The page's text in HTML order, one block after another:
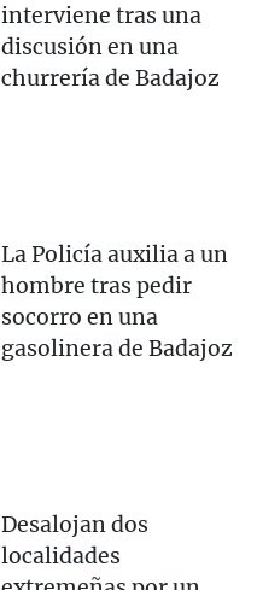
interviene tras una
discusión en una
churrería de Badajoz
La Policía auxilia a un
hombre tras pedir
socorro en una
gasolinera de Badajoz
Desalojan dos
localidades